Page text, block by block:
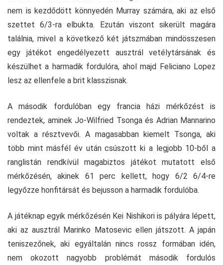
nem is kezdődött könnyedén Murray számára, aki az első
szettet 6/3-ra elbukta. Ezután viszont sikerült magára
találnia, mivel a következő két játszmában mindösszesen
egy játékot engedélyezett ausztrál vetélytársának és
készülhet a harmadik fordulóra, ahol majd Feliciano Lopez
lesz az ellenfele a brit klasszisnak.
A második fordulóban egy francia házi mérkőzést is
rendeztek, aminek Jo-Wilfried Tsonga és Adrian Mannarino
voltak a résztvevői. A magasabban kiemelt Tsonga, aki
több mint másfél év után csúszott ki a legjobb 10-ből a
ranglistán rendkívül magabiztos játékot mutatott első
mérkőzésén, akinek 61 perc kellett, hogy 6/2 6/4-re
legyőzze honfitársát és bejusson a harmadik fordulóba.
A játéknap egyik mérkőzésén Kei Nishikori is pályára lépett,
aki az ausztrál Marinko Matosevic ellen játszott. A japán
teniszezőnek, aki egyáltalán nincs rossz formában idén,
nem okozott nagyobb problémát második fordulós